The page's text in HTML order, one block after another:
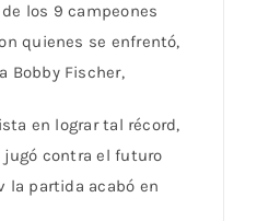
los 9 campeones
quienes se enfrentó,
Bobby Fischer,
en lograr tal récord,
jugó contra el futuro
la partida acabó en